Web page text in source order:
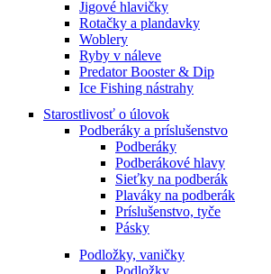
Jigové hlavičky
Rotačky a plandavky
Woblery
Ryby v náleve
Predator Booster & Dip
Ice Fishing nástrahy
Starostlivosť o úlovok
Podberáky a príslušenstvo
Podberáky
Podberákové hlavy
Sieťky na podberák
Plaváky na podberák
Príslušenstvo, tyče
Pásky
Podložky, vaničky
Podložky